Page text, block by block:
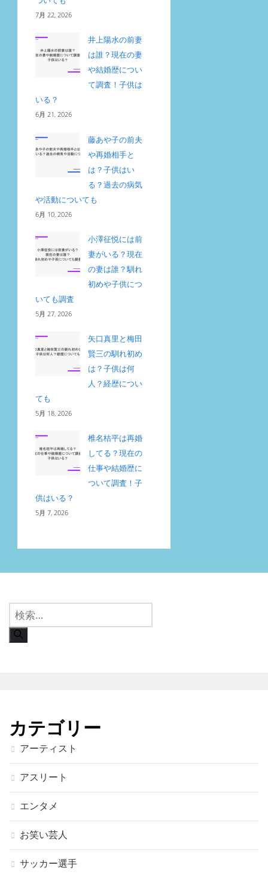
7月 22, 2026
井上陽水の前妻
は誰？現在の妻
や結婚歴につい
て調査！子供は
いる？
6月 21, 2026
藤あや子の前夫
や再婚相手と
は？子供はい
る？過去の病気
や活動についても
6月 10, 2026
小澤征悦には前
妻がいる？現在
の妻は誰？馴れ
初めや子供につ
いても調査
5月 27, 2026
矢口真里と梅田
賢三の馴れ初め
は？子供は何
人？経歴につい
ても
5月 18, 2026
椎名桔平は再婚
してる？現在の
仕事や結婚歴に
ついて調査！子
供はいる？
5月 7, 2026
検
索:
カテゴリー
アーティスト
アスリート
エンタメ
お笑い芸人
サッカー選手